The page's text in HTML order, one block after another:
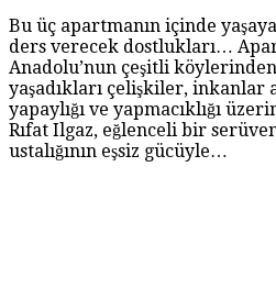
Bu üç apartmanın içinde
ders verecek dostlukları…
Anadolu’nun çeşitli
yaşadıkları çelişkiler, inkanlar
yapaylığı ve yapmacıklığı
Rıfat Ilgaz, eğlenceli bir
ustalığının eşsiz gücüyle…